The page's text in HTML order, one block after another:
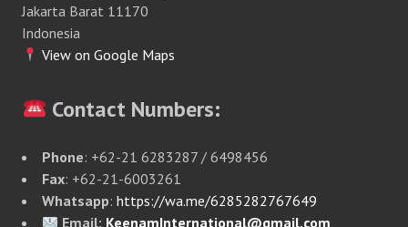
Jakarta Barat 11170
Indonesia
View on Google Maps
Contact Numbers:
Phone: +62-21 6283287 / 6498456
Fax: +62-21-6003261
Whatsapp: https://wa.me/6285282767649
Email: KeenamInternational@gmail.com